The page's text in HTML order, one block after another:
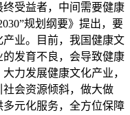
受益者，中间需要健康
规划纲要》提出，要
业。目前，我国健康文
发育不良，会导致健康
力发展健康文化产业，
会资源倾斜，做大做
元化服务，全方位保障